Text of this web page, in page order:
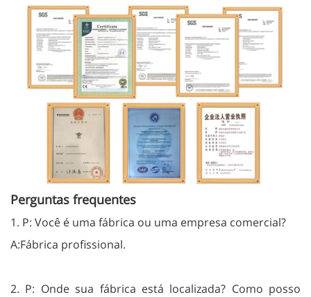
Perguntas frequentes
1. P: Você é uma fábrica ou uma empresa comercial?
A:Fábrica profissional.
2. P: Onde sua fábrica está localizada? Como posso